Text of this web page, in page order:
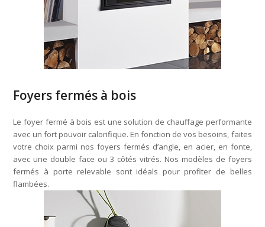
Foyers fermés à bois
Le foyer fermé à bois est une solution de chauffage performante
avec un fort pouvoir calorifique. En fonction de vos besoins, faites
votre choix parmi nos foyers fermés d’angle, en acier, en fonte,
avec une double face ou 3 côtés vitrés. Nos modèles de foyers
fermés à porte relevable sont idéals pour profiter de belles
flambées.